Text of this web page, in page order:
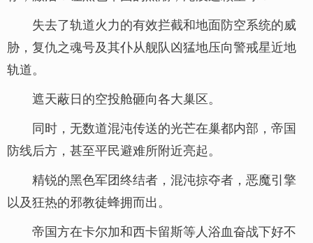
失去了轨道火力的有效拦截和地面防空系统的威
胁，复仇之魂号及其仆从舰队凶猛地压向警戒星近地
轨道。
遮天蔽日的空投舱砸向各大巢区。
同时，无数道混沌传送的光芒在巢都内部，帝国
防线后方，甚至平民避难所附近亮起。
精锐的黑色军团终结者，混沌掠夺者，恶魔引擎
以及狂热的邪教徒蜂拥而出。
帝国方在卡尔加和西卡留斯等人浴血奋战下好不